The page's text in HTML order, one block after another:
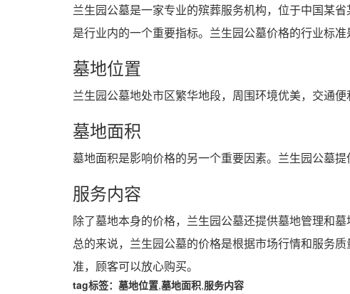
兰生园公墓是一家专业的殡葬服务机构，位于中国某
是行业内的一个重要指标。兰生园公墓价格的行业标
墓地位置
兰生园公墓地处市区繁华地段，周围环境优美，交通
墓地面积
墓地面积是影响价格的另一个重要因素。兰生园公墓
服务内容
除了墓地本身的价格，兰生园公墓还提供墓地管理和
总的来说，兰生园公墓的价格是根据市场行情和服务
准，顾客可以放心购买。
tag标签： 墓地位置,墓地面积,服务内容